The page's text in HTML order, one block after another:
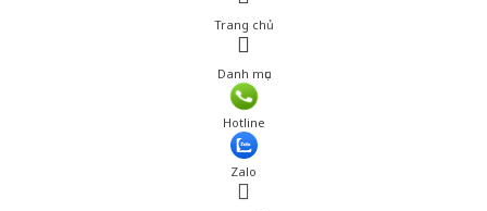
Trang chủ
Danh mục
Hotline
Zalo